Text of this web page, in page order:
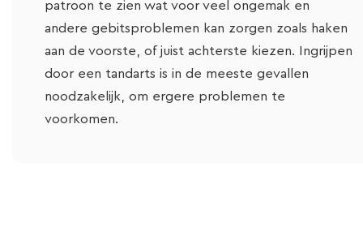
patroon te zien wat voor veel ongemak en
andere gebitsproblemen kan zorgen zoals haken
aan de voorste, of juist achterste kiezen. Ingrijpen
door een tandarts is in de meeste gevallen
noodzakelijk, om ergere problemen te
voorkomen.